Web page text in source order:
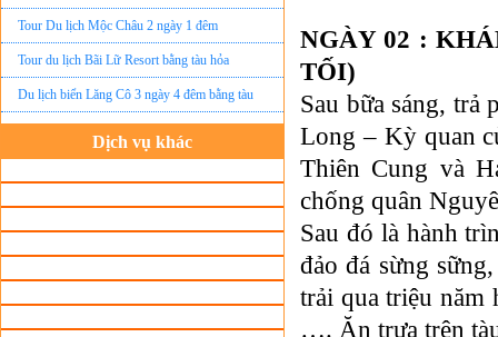
Tour Du lịch Mộc Châu 2 ngày 1 đêm
Tour du lịch Bãi Lữ Resort bằng tàu hỏa
Du lịch biển Lăng Cô 3 ngày 4 đêm bằng tàu
Dịch vụ khác
NGÀY 02 :
TỐI)
Sau bữa sáng, trả
Long – Kỳ quan
Thiên Cung và
chống quân
Sau đó là hành
đảo đá sừng
trải qua triệu
…. Ăn trưa trên